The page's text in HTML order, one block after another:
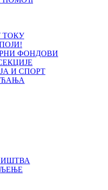
ТОКУ
ФОНДОВИ
И СПОРТ